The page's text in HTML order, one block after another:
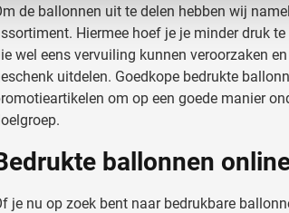
combineren met andere informatie die
hun services.
de ballonnen uit te delen hebben wij
Hiermee hoef je je minder druk
wel eens vervuiling kunnen veroorzaken
uitdelen. Goedkope bedrukte
om op een goede manier
ballonnen
je nu op zoek bent naar bedrukbare